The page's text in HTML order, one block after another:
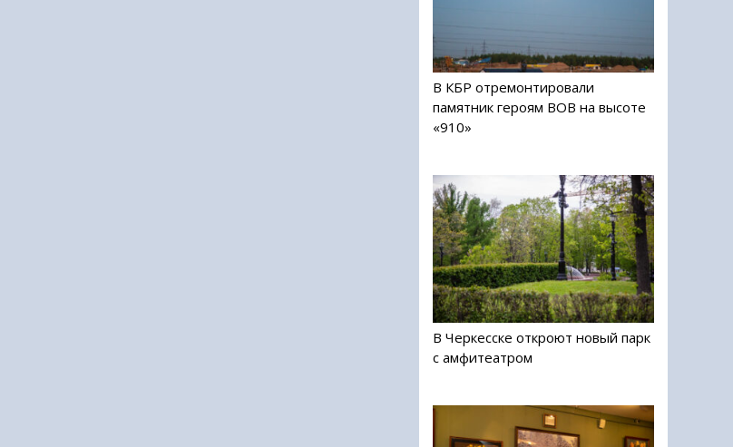
В КБР отремонтировали
памятник героям ВОВ на высоте
«910»
В Черкесске откроют новый парк
с амфитеатром